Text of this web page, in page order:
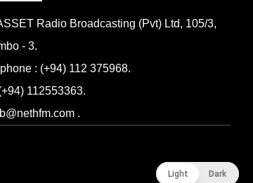
Radio Broadcasting (Pvt) Ltd, 105/3,
- 3.
: (+94) 112 375968.
112553363.
.
Light Dark
Light Dark